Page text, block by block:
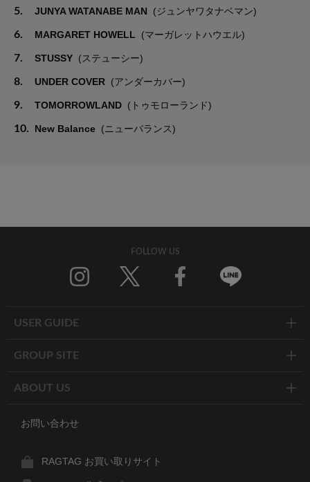
5. JUNYA WATANABE MAN (ジュンヤワタナベマン)
6. MARGARET HOWELL (マーガレットハウエル)
7. STUSSY (ステューシー)
8. UNDER COVER (アンダーカバー)
9. TOMORROWLAND (トゥモローランド)
10. New Balance (ニューバランス)
FOLLOW US
USER GUIDE
GROUP SITE
ABOUT US
お問い合わせ
RAGTAG お買い取りサイト